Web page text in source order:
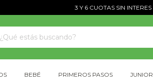
3 Y 6 CUOTAS SIN INTERES
BEBÉ PRIMEROS PASOS JUNIOR